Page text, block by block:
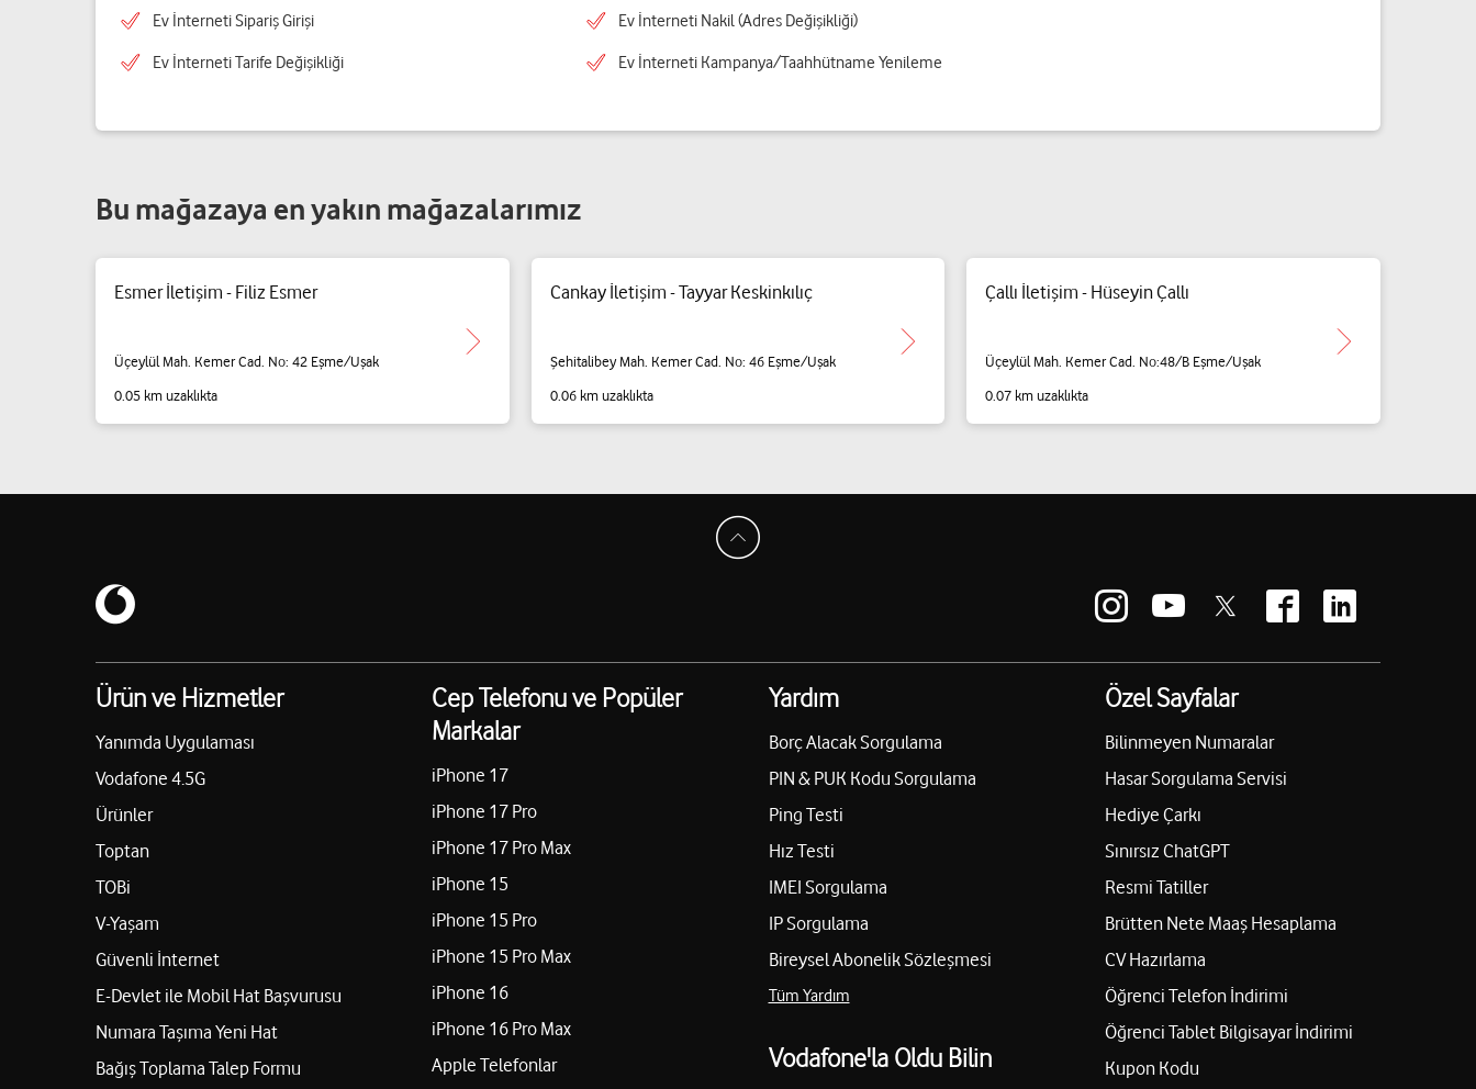
Ev İnterneti Sipariş Girişi Ev İnterneti Nakil (Adres Değişikliği)
Ev İnterneti Tarife Değişikliği Ev İnterneti Kampanya/Taahhütname Yenileme
Bu mağazaya en yakın mağazalarımız
Esmer İletişim - Filiz Esmer
Üçeylül Mah. Kemer Cad. No: 42 Eşme/Uşak
0.05 km uzaklıkta
Cankay İletişim - Tayyar Keskinkılıç
Şehitalibey Mah. Kemer Cad. No: 46 Eşme/Uşak
0.06 km uzaklıkta
Çallı İletişim - Hüseyin Çallı
Üçeylül Mah. Kemer Cad. No:48/B Eşme/Uşak
0.07 km uzaklıkta
Ürün ve Hizmetler
Yanımda Uygulaması
Vodafone 4.5G
Ürünler
Toptan
TOBi
V-Yaşam
Güvenli İnternet
E-Devlet ile Mobil Hat Başvurusu
Numara Taşıma Yeni Hat
Bağış Toplama Talep Formu
Cep Telefonu ve Popüler
Markalar
iPhone 17
iPhone 17 Pro
iPhone 17 Pro Max
iPhone 15
iPhone 15 Pro
iPhone 15 Pro Max
iPhone 16
iPhone 16 Pro Max
Apple Telefonlar
Yardım
Borç Alacak Sorgulama
PIN & PUK Kodu Sorgulama
Ping Testi
Hız Testi
IMEI Sorgulama
IP Sorgulama
Bireysel Abonelik Sözleşmesi
Tüm Yardım
Vodafone'la Oldu Bilin
Özel Sayfalar
Bilinmeyen Numaralar
Hasar Sorgulama Servisi
Hediye Çarkı
Sınırsız ChatGPT
Resmi Tatiller
Brütten Nete Maaş Hesaplama
CV Hazırlama
Öğrenci Telefon İndirimi
Öğrenci Tablet Bilgisayar İndirimi
Kupon Kodu